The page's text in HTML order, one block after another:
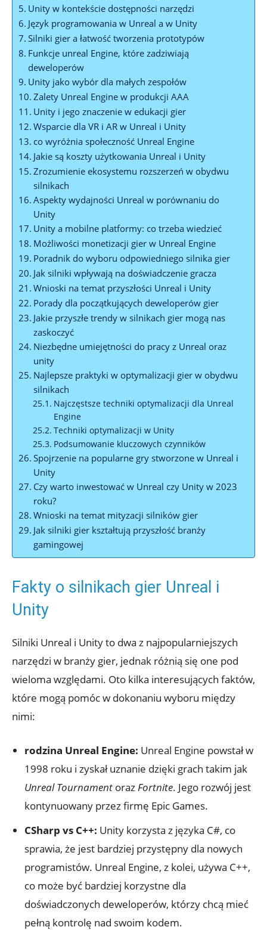
Unity w⁤ kontekście ⁤dostępności narzędzi
Język programowania ⁤w Unreal a ‌w Unity
Silniki gier a łatwość tworzenia prototypów
Funkcje unreal Engine,⁣ które‌ zadziwiają‌
deweloperów
Unity jako wybór dla małych zespołów
Zalety Unreal Engine w​ produkcji AAA
Unity i jego znaczenie‌ w⁤ edukacji gier
Wsparcie dla VR⁣ i AR w Unreal⁤ i Unity
co wyróżnia społeczność Unreal Engine
Jakie są ‍koszty ⁣użytkowania Unreal ⁤i Unity
Zrozumienie ekosystemu‌ rozszerzeń ⁤w obydwu
silnikach
Aspekty wydajności Unreal w porównaniu do
Unity
Unity a mobilne platformy: co trzeba ⁢wiedzieć
Możliwości‌ monetizacji⁣ gier w Unreal⁢ Engine
Poradnik do wyboru⁢ odpowiedniego silnika gier
Jak silniki ‌wpływają ‍na ⁢doświadczenie gracza
Wnioski na ‍temat przyszłości Unreal i Unity
Porady dla⁤ początkujących deweloperów gier
Jakie przyszłe trendy w‌ silnikach gier‌ mogą nas
zaskoczyć
Niezbędne umiejętności do pracy ‌z Unreal oraz
‌unity
Najlepsze praktyki w optymalizacji gier ‌w obydwu
silnikach
Najczęstsze​ techniki optymalizacji dla Unreal
Engine
Techniki optymalizacji‌ w⁢ Unity
Podsumowanie kluczowych‌ czynników
Spojrzenie⁣ na popularne gry stworzone w Unreal i
Unity
Czy warto inwestować w Unreal⁣ czy⁢ Unity w⁢ 2023
⁢roku?
Wnioski ‍na temat mityzacji silników gier
Jak silniki gier kształtują przyszłość‌ branży
gamingowej
Fakty o silnikach gier‌ Unreal i
⁢Unity
Silniki Unreal i Unity ⁣to dwa z‌ najpopularniejszych
narzędzi w branży gier, jednak różnią się one ‍pod
wieloma⁢ względami. Oto kilka interesujących faktów,
które ‍mogą pomóc w dokonaniu‍ wyboru między
nimi:
rodzina Unreal Engine: ‍Unreal Engine powstał ‌w
1998 roku i zyskał ​uznanie dzięki grach ‌takim‌ jak
Unreal Tournament orazFortnite.⁢ Jego rozwój jest
kontynuowany ⁤przez firmę Epic Games.
CSharp vs ​C++: Unity korzysta z‌ języka ​C#, co
sprawia, że jest bardziej przystępny dla ‍nowych
programistów. Unreal Engine, z kolei, używa C++,
co może być bardziej korzystne dla
doświadczonych deweloperów, którzy chcą mieć
pełną kontrolę nad swoim ‍kodem.